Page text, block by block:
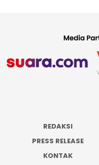
REDAKSI
PRESS RELEASE
KONTAK